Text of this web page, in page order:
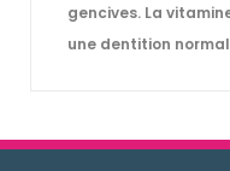
gencives. La
une dentition